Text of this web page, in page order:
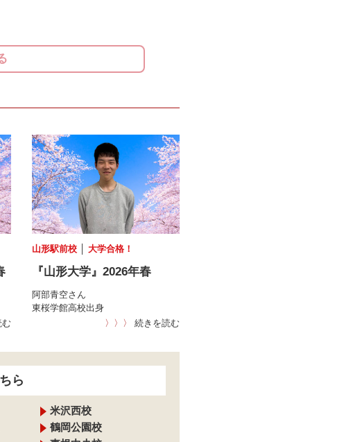
山形駅前校 大学合格！
『山形大学』2026年春
阿部青空さん
東桜学館高校出身
〉〉〉
続きを読む
ら
米沢西校
鶴岡公園校